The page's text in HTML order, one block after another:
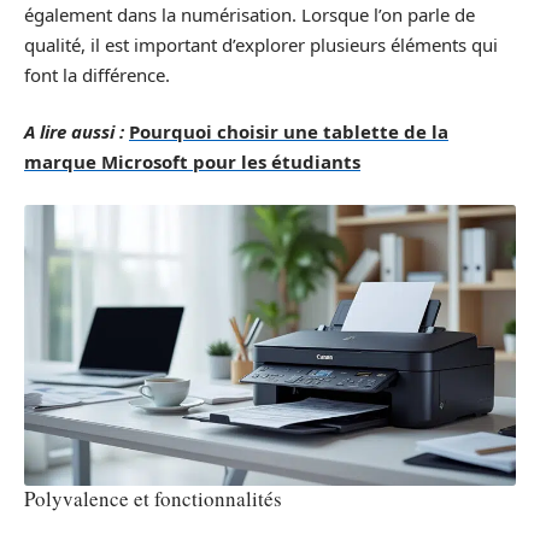
également dans la numérisation. Lorsque l’on parle de
qualité, il est important d’explorer plusieurs éléments qui
font la différence.
A lire aussi : Pourquoi choisir une tablette de la
marque Microsoft pour les étudiants
Polyvalence et fonctionnalités